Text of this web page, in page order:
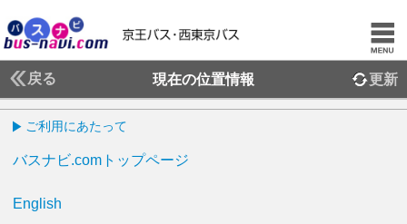
戻る 現在の位置情報 更新
ご利用にあたって
バスナビ.comトップページ
English